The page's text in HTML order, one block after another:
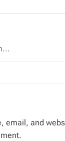
email, and